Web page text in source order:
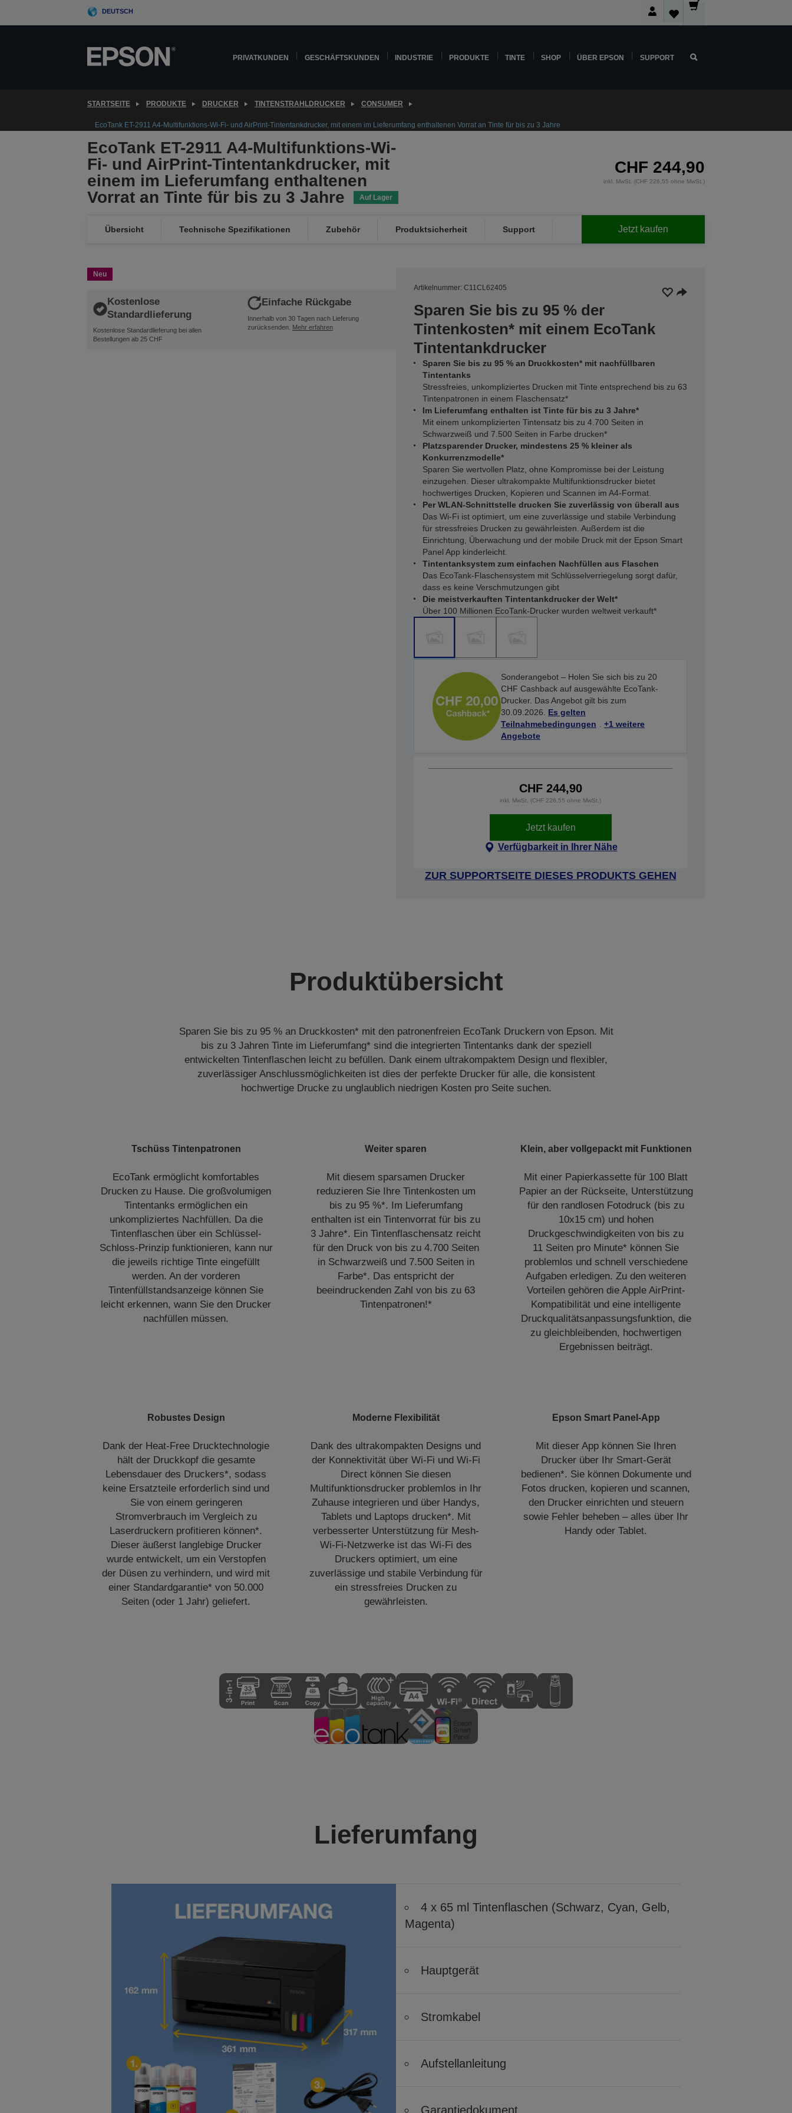
DEUTSCH
PRIVATKUNDEN GESCHÄFTSKUNDEN INDUSTRIE PRODUKTE TINTE SHOP ÜBER EPSON SUPPORT
STARTSEITE PRODUKTE DRUCKER TINTENSTRAHLDRUCKER CONSUMER
EcoTank ET-2911 A4-Multifunktions-Wi-Fi- und AirPrint-Tintentankdrucker, mit einem im Lieferumfang enthaltenen Vorrat an Tinte für bis zu 3 Jahre
EcoTank ET-2911 A4-Multifunktions-Wi-
Fi- und AirPrint-Tintentankdrucker, mit
einem im Lieferumfang enthaltenen
Vorrat an Tinte für bis zu 3 Jahre
Auf Lager
CHF 244,90
inkl. MwSt. (CHF 226,55 ohne MwSt.)
Übersicht Technische Spezifikationen Zubehör Produktsicherheit Support Jetzt kaufen
Neu
Kostenlose
Standardlieferung
Kostenlose Standardlieferung bei allen
Bestellungen ab 25 CHF
Einfache Rückgabe
Innerhalb von 30 Tagen nach Lieferung
zurücksenden. Mehr erfahren
Artikelnummer: C11CL62405
Sparen Sie bis zu 95 % der
Tintenkosten* mit einem EcoTank
Tintentankdrucker
Sparen Sie bis zu 95 % an Druckkosten* mit nachfüllbaren
Tintentanks
Stressfreies, unkompliziertes Drucken mit Tinte entsprechend bis zu 63
Tintenpatronen in einem Flaschensatz*
Im Lieferumfang enthalten ist Tinte für bis zu 3 Jahre*
Mit einem unkomplizierten Tintensatz bis zu 4.700 Seiten in
Schwarzweiß und 7.500 Seiten in Farbe drucken*
Platzsparender Drucker, mindestens 25 % kleiner als
Konkurrenzmodelle*
Sparen Sie wertvollen Platz, ohne Kompromisse bei der Leistung
einzugehen. Dieser ultrakompakte Multifunktionsdrucker bietet
hochwertiges Drucken, Kopieren und Scannen im A4-Format.
Per WLAN-Schnittstelle drucken Sie zuverlässig von überall aus
Das Wi-Fi ist optimiert, um eine zuverlässige und stabile Verbindung
für stressfreies Drucken zu gewährleisten. Außerdem ist die
Einrichtung, Überwachung und der mobile Druck mit der Epson Smart
Panel App kinderleicht.
Tintentanksystem zum einfachen Nachfüllen aus Flaschen
Das EcoTank-Flaschensystem mit Schlüsselverriegelung sorgt dafür,
dass es keine Verschmutzungen gibt
Die meistverkauften Tintentankdrucker der Welt*
Über 100 Millionen EcoTank-Drucker wurden weltweit verkauft*
Sonderangebot – Holen Sie sich bis zu 20
CHF Cashback auf ausgewählte EcoTank-
Drucker. Das Angebot gilt bis zum
30.09.2026. Es gelten
Teilnahmebedingungen
+1 weitere
Angebote
CHF 244,90
inkl. MwSt. (CHF 226,55 ohne MwSt.)
Jetzt kaufen
Verfügbarkeit in Ihrer Nähe
ZUR SUPPORTSEITE DIESES PRODUKTS GEHEN
Produktübersicht
Sparen Sie bis zu 95 % an Druckkosten* mit den patronenfreien EcoTank Druckern von Epson. Mit
bis zu 3 Jahren Tinte im Lieferumfang* sind die integrierten Tintentanks dank der speziell
entwickelten Tintenflaschen leicht zu befüllen. Dank einem ultrakompaktem Design und flexibler,
zuverlässiger Anschlussmöglichkeiten ist dies der perfekte Drucker für alle, die konsistent
hochwertige Drucke zu unglaublich niedrigen Kosten pro Seite suchen.
Tschüss Tintenpatronen
EcoTank ermöglicht komfortables
Drucken zu Hause. Die großvolumigen
Tintentanks ermöglichen ein
unkompliziertes Nachfüllen. Da die
Tintenflaschen über ein Schlüssel-
Schloss-Prinzip funktionieren, kann nur
die jeweils richtige Tinte eingefüllt
werden. An der vorderen
Tintenfüllstandsanzeige können Sie
leicht erkennen, wann Sie den Drucker
nachfüllen müssen.
Weiter sparen
Mit diesem sparsamen Drucker
reduzieren Sie Ihre Tintenkosten um
bis zu 95 %*. Im Lieferumfang
enthalten ist ein Tintenvorrat für bis zu
3 Jahre*. Ein Tintenflaschensatz reicht
für den Druck von bis zu 4.700 Seiten
in Schwarzweiß und 7.500 Seiten in
Farbe*. Das entspricht der
beeindruckenden Zahl von bis zu 63
Tintenpatronen!*
Klein, aber vollgepackt mit Funktionen
Mit einer Papierkassette für 100 Blatt
Papier an der Rückseite, Unterstützung
für den randlosen Fotodruck (bis zu
10x15 cm) und hohen
Druckgeschwindigkeiten von bis zu
11 Seiten pro Minute* können Sie
problemlos und schnell verschiedene
Aufgaben erledigen. Zu den weiteren
Vorteilen gehören die Apple AirPrint-
Kompatibilität und eine intelligente
Druckqualitätsanpassungsfunktion, die
zu gleichbleibenden, hochwertigen
Ergebnissen beiträgt.
Robustes Design
Dank der Heat-Free Drucktechnologie
hält der Druckkopf die gesamte
Lebensdauer des Druckers*, sodass
keine Ersatzteile erforderlich sind und
Sie von einem geringeren
Stromverbrauch im Vergleich zu
Laserdruckern profitieren können*.
Dieser äußerst langlebige Drucker
wurde entwickelt, um ein Verstopfen
der Düsen zu verhindern, und wird mit
einer Standardgarantie* von 50.000
Seiten (oder 1 Jahr) geliefert.
Moderne Flexibilität
Dank des ultrakompakten Designs und
der Konnektivität über Wi-Fi und Wi-Fi
Direct können Sie diesen
Multifunktionsdrucker problemlos in Ihr
Zuhause integrieren und über Handys,
Tablets und Laptops drucken*. Mit
verbesserter Unterstützung für Mesh-
Wi-Fi-Netzwerke ist das Wi-Fi des
Druckers optimiert, um eine
zuverlässige und stabile Verbindung für
ein stressfreies Drucken zu
gewährleisten.
Epson Smart Panel-App
Mit dieser App können Sie Ihren
Drucker über Ihr Smart-Gerät
bedienen*. Sie können Dokumente und
Fotos drucken, kopieren und scannen,
den Drucker einrichten und steuern
sowie Fehler beheben – alles über Ihr
Handy oder Tablet.
Lieferumfang
4 x 65 ml Tintenflaschen (Schwarz, Cyan, Gelb,
Magenta)
Hauptgerät
Stromkabel
Aufstellanleitung
Garantiedokument